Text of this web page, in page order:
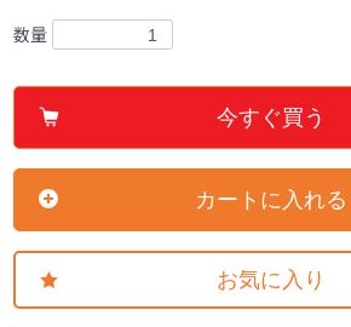
数量
今すぐ買う
カートに入れる
お気に入り